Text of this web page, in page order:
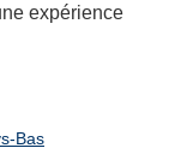
expérience
Bas